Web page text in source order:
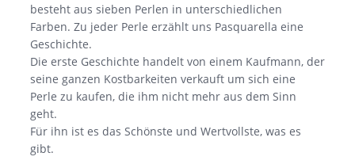
besteht aus sieben Perlen in unterschiedlichen
Farben. Zu jeder Perle erzählt uns Pasquarella eine
Geschichte.
Die erste Geschichte handelt von einem Kaufmann, der
seine ganzen Kostbarkeiten verkauft um sich eine
Perle zu kaufen, die ihm nicht mehr aus dem Sinn
geht.
Für ihn ist es das Schönste und Wertvollste, was es
gibt.